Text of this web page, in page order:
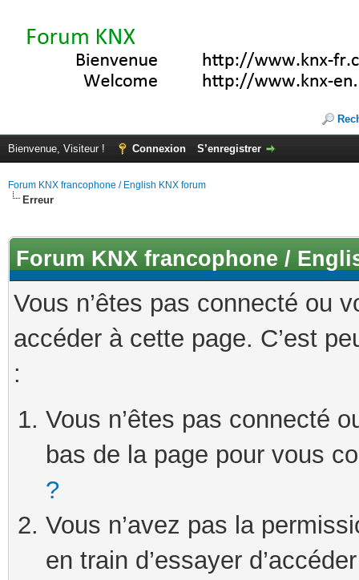
Bienvenue, Visiteur ! Connexion S’enregistrer
Forum KNX francophone / English KNX forum
Erreur
Forum KNX francophone /
Vous n’êtes pas connecté ou
accéder à cette page. C’est
:
Vous n’êtes pas connecté
bas de la page pour vous
?
Vous n’avez pas la
en train d’essayer